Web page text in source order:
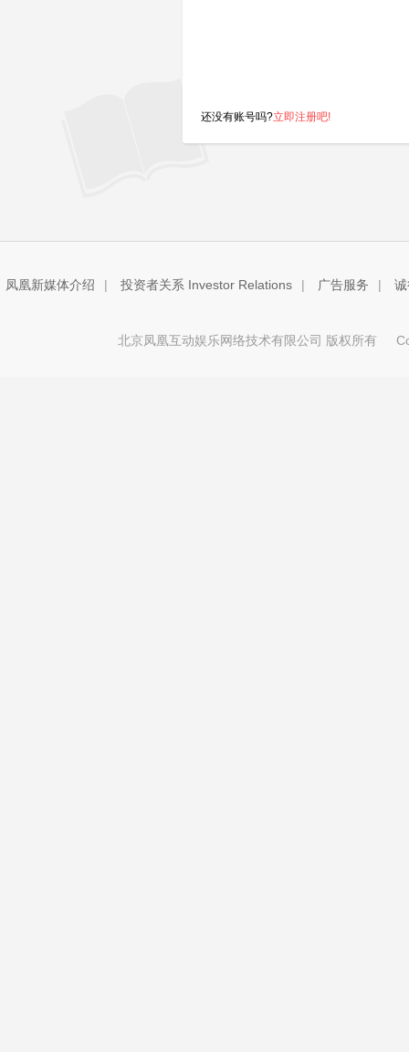
还没有账号吗?立即注册吧!
凤凰新媒体介绍 | 投资者关系 Investor Relations | 广告服务 |
北京凤凰互动娱乐网络技术有限公司 版权所有